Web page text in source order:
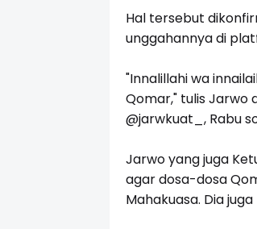
Hal tersebut
unggahannya di
"Innalillahi wa
Qomar," tulis Jarwo
@jarwkuat_, Rabu
Jarwo yang juga
agar dosa-dosa
Mahakuasa. Dia